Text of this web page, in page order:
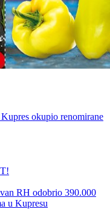
okupio renomirane
RH odobrio 390.000
u Kupresu